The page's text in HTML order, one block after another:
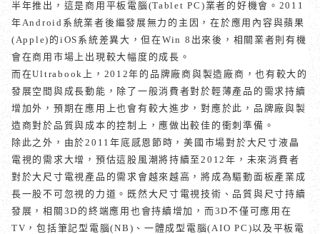
半年推出，這是商用平板電腦(Tablet PC)業者的好機會。 2011
年 Android 系統業者後繼發展無力的主因，在於應用內容與蘋果
(Apple) 的 iOS 系統差異大，但在Win 8 出來後，相關業者則有機
會在商用市場上出現較大幅度的成長。
而在Ultrabook 上， 2012年的品牌廠商與製造廠商，也有較大的
發展空間與成長動能，除了一般消費者對於輕薄產品的需求持續
增加外，預期在應用上也會有較大進步，對應於此，品牌廠與製
造商對於品質與成本的控制上，應做出較佳的衝刺準備。
除此之外，由於2011年底感恩節時，美國市場對於大尺寸液晶
電視的需求大增，預估這股風潮將持續至2012年，未來消費者
對於大尺寸電視產品的需求會越來越高，將成為驅動面板產業成
長一股不可忽視的力道。既然大尺寸電視技術、品質與尺寸持續
發展，相關 3D 的終端應用也會持續增加，而3D不僅可應用在
TV ，包括筆記型電腦(NB) 、一體成型電腦(AIO PC)以及平板電